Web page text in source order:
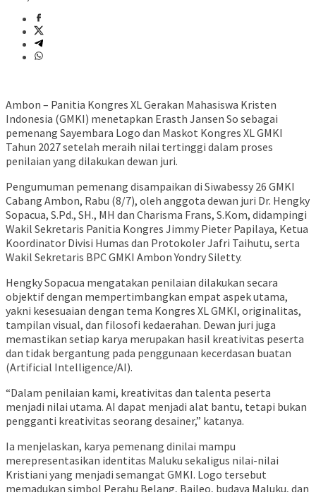
Ambon – Panitia Kongres XL Gerakan Mahasiswa Kristen
Indonesia (GMKI) menetapkan Erasth Jansen So sebagai
pemenang Sayembara Logo dan Maskot Kongres XL GMKI
Tahun 2027 setelah meraih nilai tertinggi dalam proses
penilaian yang dilakukan dewan juri.
Pengumuman pemenang disampaikan di Siwabessy 26 GMKI
Cabang Ambon, Rabu (8/7), oleh anggota dewan juri Dr. Hengky
Sopacua, S.Pd., SH., MH dan Charisma Frans, S.Kom, didampingi
Wakil Sekretaris Panitia Kongres Jimmy Pieter Papilaya, Ketua
Koordinator Divisi Humas dan Protokoler Jafri Taihutu, serta
Wakil Sekretaris BPC GMKI Ambon Yondry Siletty.
Hengky Sopacua mengatakan penilaian dilakukan secara
objektif dengan mempertimbangkan empat aspek utama,
yakni kesesuaian dengan tema Kongres XL GMKI, originalitas,
tampilan visual, dan filosofi kedaerahan. Dewan juri juga
memastikan setiap karya merupakan hasil kreativitas peserta
dan tidak bergantung pada penggunaan kecerdasan buatan
(Artificial Intelligence/AI).
“Dalam penilaian kami, kreativitas dan talenta peserta
menjadi nilai utama. AI dapat menjadi alat bantu, tetapi bukan
pengganti kreativitas seorang desainer,” katanya.
Ia menjelaskan, karya pemenang dinilai mampu
merepresentasikan identitas Maluku sekaligus nilai-nilai
Kristiani yang menjadi semangat GMKI. Logo tersebut
memadukan simbol Perahu Belang, Baileo, budaya Maluku, dan